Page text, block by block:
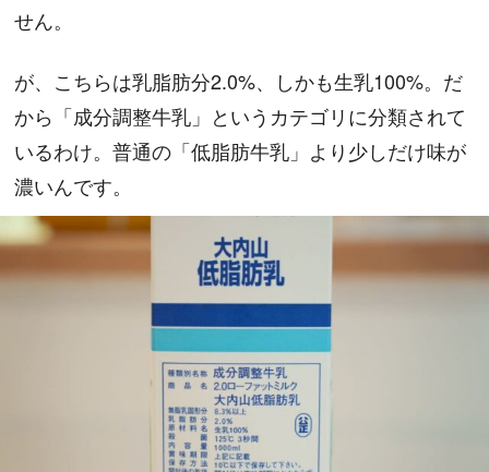
せん。
が、こちらは乳脂肪分2.0%、しかも生乳100%。だ
から「成分調整牛乳」というカテゴリに分類されて
いるわけ。普通の「低脂肪牛乳」より少しだけ味が
濃いんです。